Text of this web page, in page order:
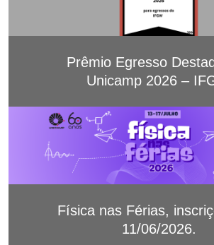
Prêmio Egresso
Unicamp 2026 –
Física nas Férias,
11/06/2026.